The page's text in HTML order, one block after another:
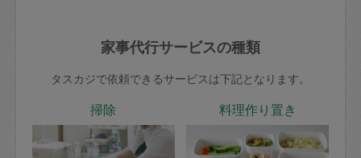
家事代行サービスの種類
タスカジで依頼できるサービスは下記となります。
掃除 料理作り置き